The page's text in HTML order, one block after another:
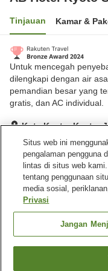
Tinjauan Kamar &
Untuk mencegah
dilengkapi dengan air
pemandian besar yang
gratis, dan AC individual.
Kota Kyoto, Kyoto,
Lihat di peta
Hebat Ulasan:
Fasilitas properti
Spa / Salon kecantikan
Pemandian besar
Situs web ini
pengalaman pengguna
lintas di situs web
tentang penggunaan
media sosial,
Privasi
Jangan